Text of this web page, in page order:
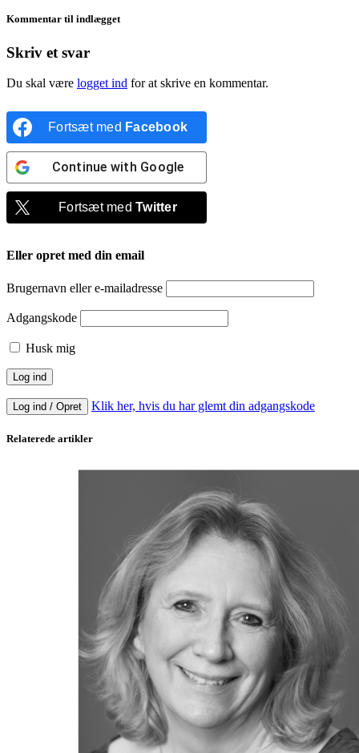
Kommentar til indlægget
Skriv et svar
Du skal være logget ind for at skrive en kommentar.
Fortsæt med Facebook
Continue with Google
Fortsæt medTwitter
Eller opret med din email
Brugernavn eller e-mailadresse
Adgangskode
Husk mig
Log ind / Opret Klik her, hvis du har glemt din adgangskode
Relaterede artikler